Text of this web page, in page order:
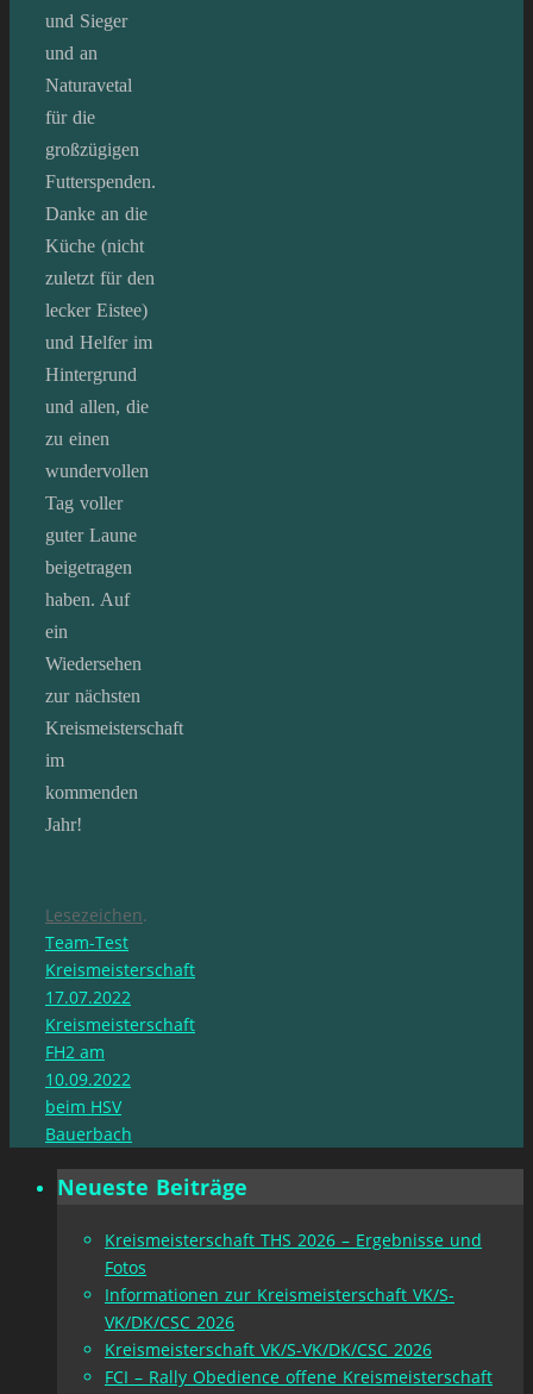
und Sieger
und an
Naturavetal
für die
großzügigen
Futterspenden.
Danke an die
Küche (nicht
zuletzt für den
lecker Eistee)
und Helfer im
Hintergrund
und allen, die
zu einen
wundervollen
Tag voller
guter Laune
beigetragen
haben. Auf
ein
Wiedersehen
zur nächsten
Kreismeisterschaft
im
kommenden
Jahr!
Lesezeichen.
Team-Test
Kreismeisterschaft
17.07.2022
Kreismeisterschaft
FH2 am
10.09.2022
beim HSV
Bauerbach
Neueste Beiträge
Kreismeisterschaft THS 2026 – Ergebnisse und
Fotos
Informationen zur Kreismeisterschaft VK/S-
VK/DK/CSC 2026
Kreismeisterschaft VK/S-VK/DK/CSC 2026
FCI – Rally Obedience offene Kreismeisterschaft